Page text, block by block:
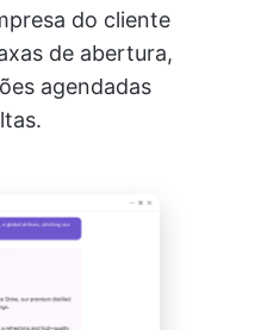
do cliente
de abertura,
agendadas